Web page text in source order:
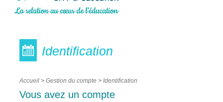
Identification
Accueil > Gestion du compte > Identification
Vous avez un compte